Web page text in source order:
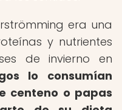
era una
y nutrientes
de invierno en
lo consumían
centeno o papas